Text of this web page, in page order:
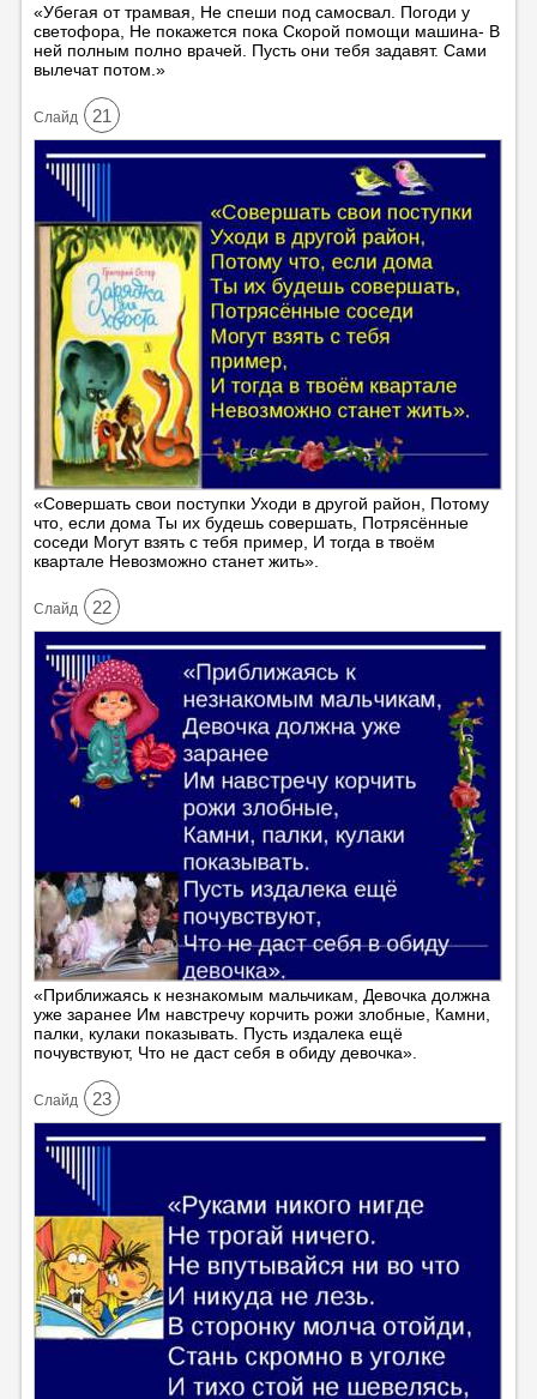
«Убегая от трамвая, Не спеши под самосвал. Погоди у
светофора, Не покажется пока Скорой помощи машина- В
ней полным полно врачей. Пусть они тебя задавят. Сами
вылечат потом.»
Cлайд 21
«Совершать свои поступки Уходи в другой район, Потому
что, если дома Ты их будешь совершать, Потрясённые
соседи Могут взять с тебя пример, И тогда в твоём
квартале Невозможно станет жить».
Cлайд 22
«Приближаясь к незнакомым мальчикам, Девочка должна
уже заранее Им навстречу корчить рожи злобные, Камни,
палки, кулаки показывать. Пусть издалека ещё
почувствуют, Что не даст себя в обиду девочка».
Cлайд 23